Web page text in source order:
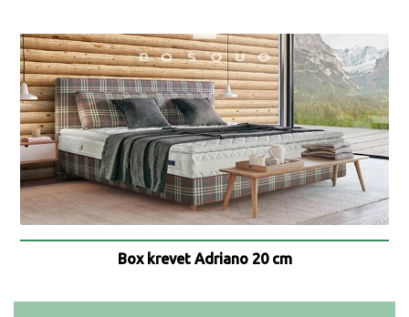
Box krevet Adriano 20 cm